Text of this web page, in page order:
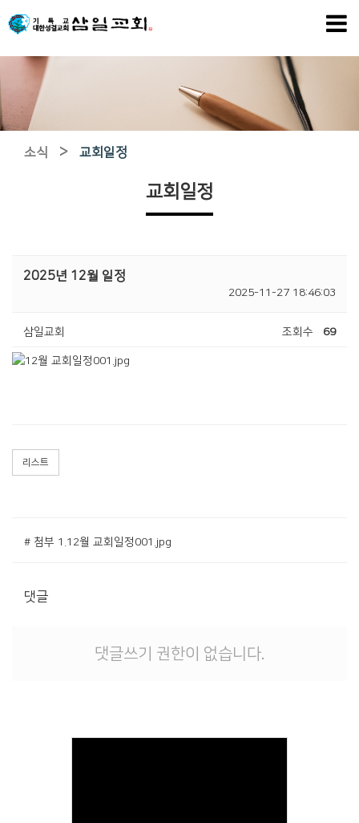
소식 > 교회일정
교회일정
2025년 12월 일정
2025-11-27 18:46:03
삼일교회 조회수 69
리스트
# 첨부 1.12월 교회일정001.jpg
댓글
댓글쓰기 권한이 없습니다.